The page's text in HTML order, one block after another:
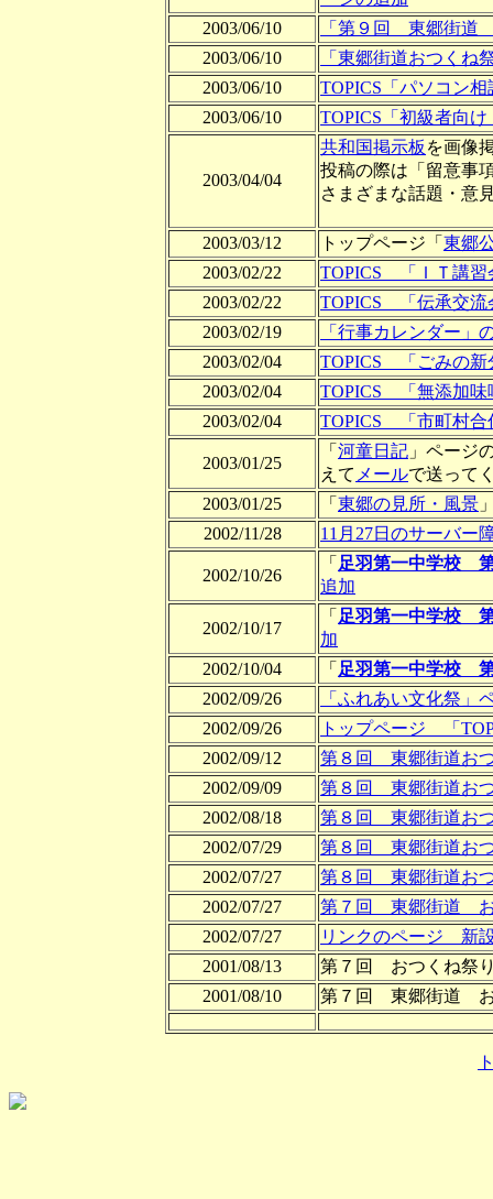
2003/06/10
「第９回 東郷街道
2003/06/10
「東郷街道おつく
2003/06/10
TOPICS「パソコン
2003/06/10
TOPICS「初級者向
2003/04/04
共和国掲示板 を画像
投稿の際は「留意事
さまざまな話題・意
2003/03/12 トップページ「 東郷
2003/02/22
TOPICS 「ＩＴ講習
2003/02/22
TOPICS 「伝承交流
2003/02/19
「行事カレンダー」
2003/02/04
TOPICS 「ごみの新
2003/02/04
TOPICS 「無添加味
2003/02/04
TOPICS 「市町村合
2003/01/25
「 河童日記 」ページ
えて メールで送って
2003/01/25
「 東郷の見所・風景
2002/11/28
11月27日のサーバー
2002/10/26
「 足羽第一中学校
追加
2002/10/17
「 足羽第一中学校
加
2002/10/04
「 足羽第一中学校
2002/09/26
「ふれあい文化祭」
2002/09/26
トップページ 「
2002/09/12
第８回 東郷街道お
2002/09/09
第８回 東郷街道お
2002/08/18
第８回 東郷街道お
2002/07/29
第８回 東郷街道お
2002/07/27
第８回 東郷街道お
2002/07/27
第７回 東郷街道
2002/07/27
リンクのページ 新
2001/08/13
第７回 おつくね祭
2001/08/10
第７回 東郷街道